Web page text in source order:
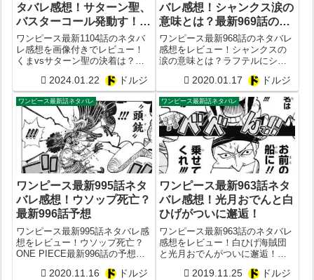
タバレ感想！サターン聖、
バスターコール発動す！次
1105話予想
ワンピース最新1104話のネタバ
レ感想を画像付きでレビュー！
くまvsサターン聖の決着は？つ
1105話予想2024.01.22 ドルジ
バレ感想！シャンクス涙の
意味とは？最新969話の展
開予想まとめ！
ワンピース最新968話のネタバレ
感想をレビュー！シャンクスの
涙の意味とは？ラフテルにシャ
そして光月おでんがついにワノ
国に帰還！そこで待っていたも
のとは？ワンピース最新969話の
展開予想まとめ！
2020.01.17 ドルジ
ワンピース最新話ネタバレ
ワンピース最新995話ネタ
バレ感想！ウソップ死亡？
最新996話予想
ワンピース最新995話ネタバレ感
想をレビュー！ウソップ死亡？
ONE PIECE最新996話の予想ま
2020.11.16 ドルジ
ワンピース最新話ネタバレ
ワンピース最新963話ネタ
バレ感想！光月おでんと白
ひげがついに邂逅！
ワンピース最新963話のネタバレ
感想をレビュー！白ひげ海賊団
と光月おでんがついに邂逅！河
2019.11.25 ドルジ